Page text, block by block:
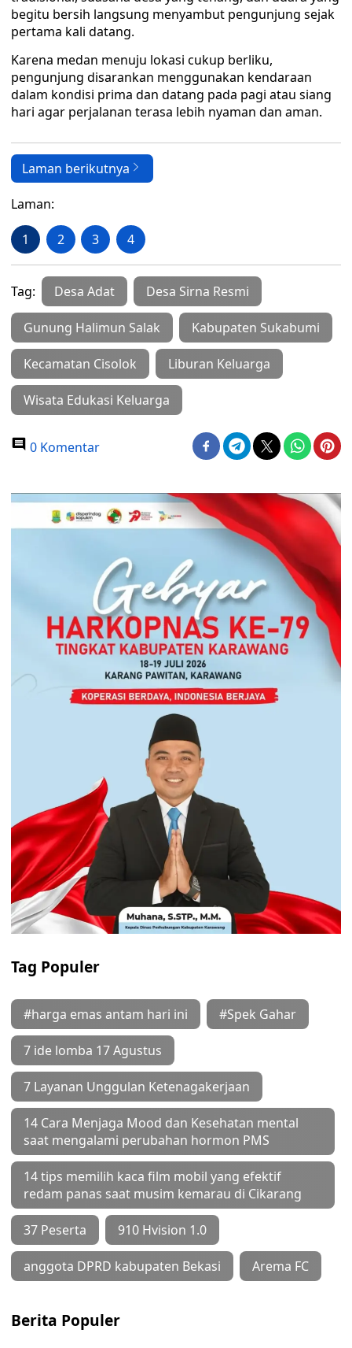
begitu bersih langsung menyambut pengunjung sejak
pertama kali datang.
Karena medan menuju lokasi cukup berliku,
pengunjung disarankan menggunakan kendaraan
dalam kondisi prima dan datang pada pagi atau siang
hari agar perjalanan terasa lebih nyaman dan aman.
Laman berikutnya
Laman:
1 2 3 4
Tag: Desa Adat Desa Sirna Resmi
Gunung Halimun Salak Kabupaten Sukabumi
Kecamatan Cisolok Liburan Keluarga
Wisata Edukasi Keluarga
0 Komentar
Tag Populer
#harga emas antam hari ini #Spek Gahar
7 ide lomba 17 Agustus
7 Layanan Unggulan Ketenagakerjaan
14 Cara Menjaga Mood dan Kesehatan mental
saat mengalami perubahan hormon PMS
14 tips memilih kaca film mobil yang efektif
redam panas saat musim kemarau di Cikarang
37 Peserta 910 Hvision 1.0
anggota DPRD kabupaten Bekasi Arema FC
Berita Populer